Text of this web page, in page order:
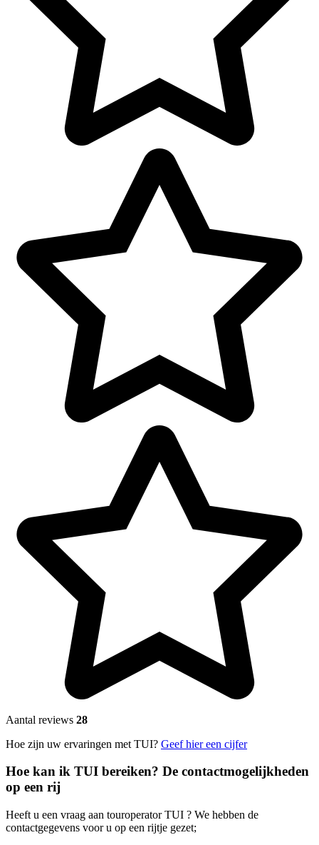
Aantal reviews 28
Hoe zijn uw ervaringen met TUI? Geef hier een cijfer
Hoe kan ik TUI bereiken? De contactmogelijkheden
op een rij
Heeft u een vraag aan touroperator TUI ? We hebben de
contactgegevens voor u op een rijtje gezet;